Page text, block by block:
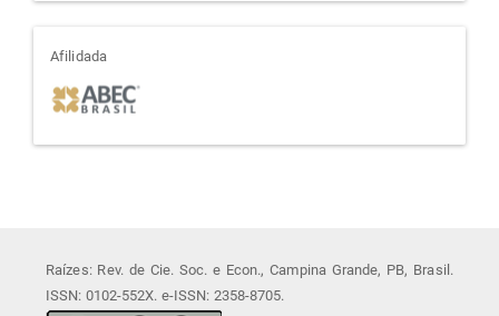
afiliada
Afilidada
Raízes: Rev. de Cie. Soc. e Econ., Campina Grande, PB, Brasil.
ISSN: 0102-552X. e-ISSN: 2358-8705.